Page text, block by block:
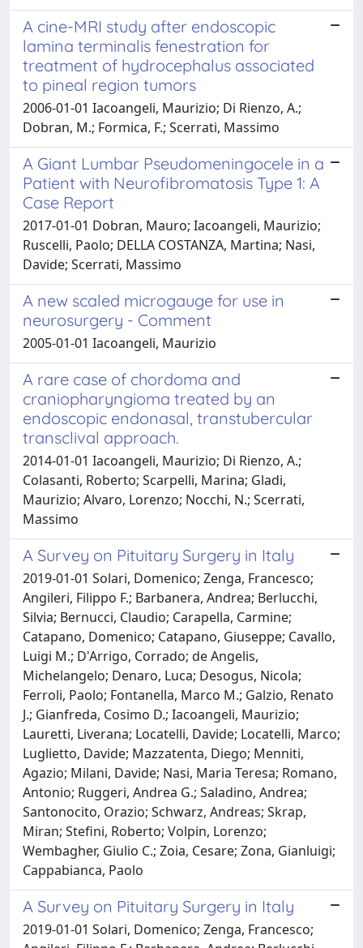
A cine-MRI study after endoscopic
lamina terminalis fenestration for
treatment of hydrocephalus associated
to pineal region tumors
2006-01-01 Iacoangeli, Maurizio; Di Rienzo, A.;
Dobran, M.; Formica, F.; Scerrati, Massimo
A Giant Lumbar Pseudomeningocele in a
Patient with Neurofibromatosis Type 1: A
Case Report
2017-01-01 Dobran, Mauro; Iacoangeli, Maurizio;
Ruscelli, Paolo; DELLA COSTANZA, Martina; Nasi,
Davide; Scerrati, Massimo
A new scaled microgauge for use in
neurosurgery - Comment
2005-01-01 Iacoangeli, Maurizio
A rare case of chordoma and
craniopharyngioma treated by an
endoscopic endonasal, transtubercular
transclival approach.
2014-01-01 Iacoangeli, Maurizio; Di Rienzo, A.;
Colasanti, Roberto; Scarpelli, Marina; Gladi,
Maurizio; Alvaro, Lorenzo; Nocchi, N.; Scerrati,
Massimo
A Survey on Pituitary Surgery in Italy
2019-01-01 Solari, Domenico; Zenga, Francesco;
Angileri, Filippo F.; Barbanera, Andrea; Berlucchi,
Silvia; Bernucci, Claudio; Carapella, Carmine;
Catapano, Domenico; Catapano, Giuseppe; Cavallo,
Luigi M.; D'Arrigo, Corrado; de Angelis,
Michelangelo; Denaro, Luca; Desogus, Nicola;
Ferroli, Paolo; Fontanella, Marco M.; Galzio, Renato
J.; Gianfreda, Cosimo D.; Iacoangeli, Maurizio;
Lauretti, Liverana; Locatelli, Davide; Locatelli, Marco;
Luglietto, Davide; Mazzatenta, Diego; Menniti,
Agazio; Milani, Davide; Nasi, Maria Teresa; Romano,
Antonio; Ruggeri, Andrea G.; Saladino, Andrea;
Santonocito, Orazio; Schwarz, Andreas; Skrap,
Miran; Stefini, Roberto; Volpin, Lorenzo;
Wembagher, Giulio C.; Zoia, Cesare; Zona, Gianluigi;
Cappabianca, Paolo
A Survey on Pituitary Surgery in Italy
2019-01-01 Solari, Domenico; Zenga, Francesco;